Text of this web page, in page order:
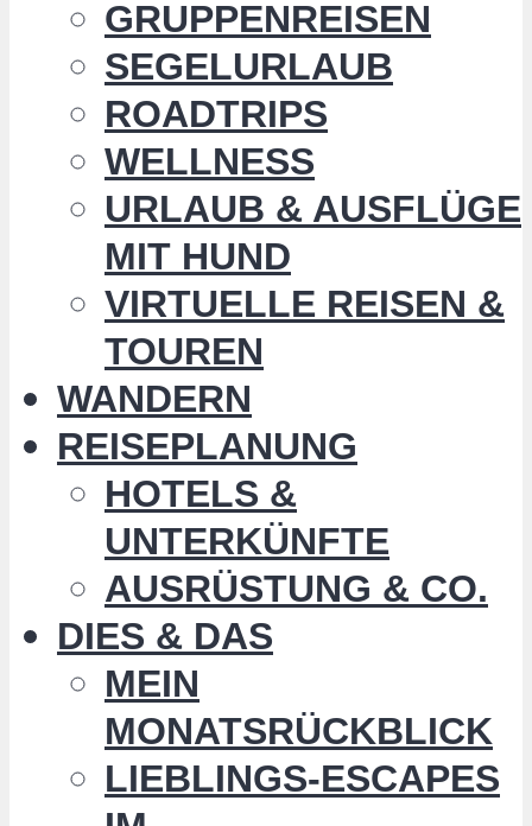
GRUPPENREISEN
SEGELURLAUB
ROADTRIPS
WELLNESS
URLAUB & AUSFLÜGE
MIT HUND
VIRTUELLE REISEN &
TOUREN
WANDERN
REISEPLANUNG
HOTELS &
UNTERKÜNFTE
AUSRÜSTUNG & CO.
DIES & DAS
MEIN
MONATSRÜCKBLICK
LIEBLINGS-ESCAPES